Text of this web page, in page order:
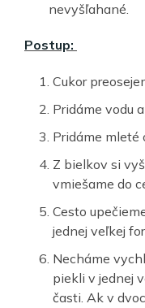
nevyšľahané.
Postup:
Cukor
Pridáme vodu
Pridáme mleté
Z bielkov si
vmiešame do
Cesto
jednej veľkej
Necháme
piekli v jednej
časti. Ak v